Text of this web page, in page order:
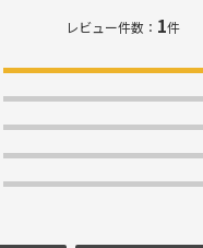
レビュー件数： 1件